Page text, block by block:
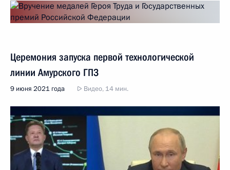
Церемония запуска первой технологической
линии Амурского ГПЗ
9 июня 2021 года Видео, 14 мин.